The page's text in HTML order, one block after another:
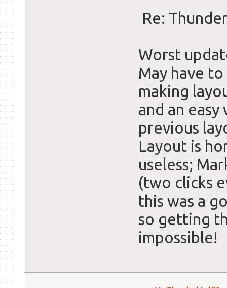
Re:
Worst
May have
making
and an
previous
Layout is
useless;
(two clicks
this was a
so getting
impossible!